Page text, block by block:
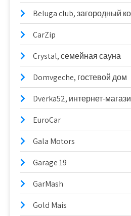
Beluga club, загородный
CarZip
Crystal, семейная сауна
Domvgeche, гостевой дом
Dverka52, интернет-
EuroCar
Gala Motors
Garage 19
GarMash
Gold Mais